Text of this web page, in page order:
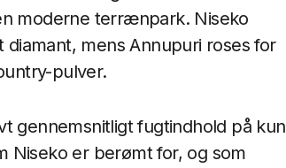
moderne terrænpark. Niseko
mens Annupuri roses for
pulver.
gennemsnitligt fugtindhold på kun
Niseko er berømt for, og som